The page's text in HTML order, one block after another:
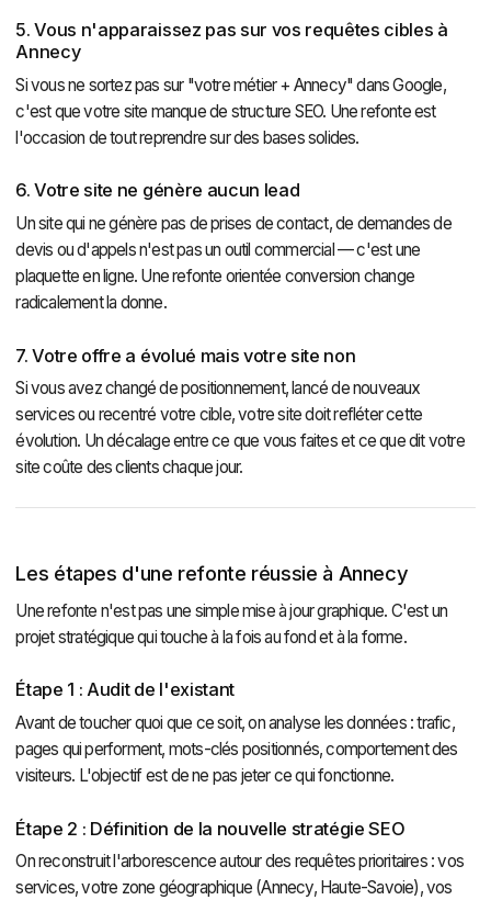
5. Vous n'apparaissez pas sur vos requêtes cibles à
Annecy
Si vous ne sortez pas sur "votre métier + Annecy" dans Google,
c'est que votre site manque de structure SEO. Une refonte est
l'occasion de tout reprendre sur des bases solides.
6. Votre site ne génère aucun lead
Un site qui ne génère pas de prises de contact, de demandes de
devis ou d'appels n'est pas un outil commercial — c'est une
plaquette en ligne. Une refonte orientée conversion change
radicalement la donne.
7. Votre offre a évolué mais votre site non
Si vous avez changé de positionnement, lancé de nouveaux
services ou recentré votre cible, votre site doit refléter cette
évolution. Un décalage entre ce que vous faites et ce que dit votre
site coûte des clients chaque jour.
Les étapes d'une refonte réussie à Annecy
Une refonte n'est pas une simple mise à jour graphique. C'est un
projet stratégique qui touche à la fois au fond et à la forme.
Étape 1 : Audit de l'existant
Avant de toucher quoi que ce soit, on analyse les données : trafic,
pages qui performent, mots-clés positionnés, comportement des
visiteurs. L'objectif est de ne pas jeter ce qui fonctionne.
Étape 2 : Définition de la nouvelle stratégie SEO
On reconstruit l'arborescence autour des requêtes prioritaires : vos
services, votre zone géographique (Annecy, Haute-Savoie), vos